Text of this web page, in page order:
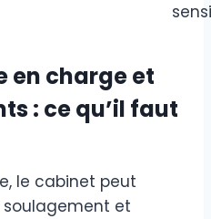
en charge et
: ce qu’il faut
le cabinet peut
et